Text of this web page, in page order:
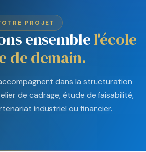
PROJET
ensemblel'école
de demain.
dans la structuration
de cadrage, étude de faisabilité,
industriel ou financier.